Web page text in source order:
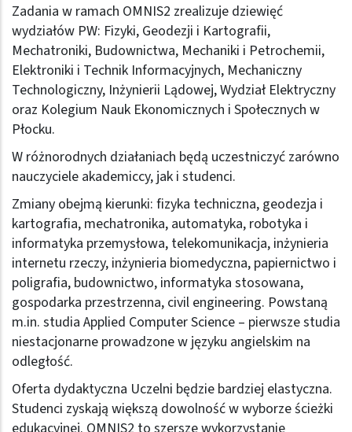
Zadania w ramach OMNIS2 zrealizuje dziewięć
wydziałów PW: Fizyki, Geodezji i Kartografii,
Mechatroniki, Budownictwa, Mechaniki i Petrochemii,
Elektroniki i Technik Informacyjnych, Mechaniczny
Technologiczny, Inżynierii Lądowej, Wydział Elektryczny
oraz Kolegium Nauk Ekonomicznych i Społecznych w
Płocku.
W różnorodnych działaniach będą uczestniczyć zarówno
nauczyciele akademiccy, jak i studenci.
Zmiany obejmą kierunki: fizyka techniczna, geodezja i
kartografia, mechatronika, automatyka, robotyka i
informatyka przemysłowa, telekomunikacja, inżynieria
internetu rzeczy, inżynieria biomedyczna, papiernictwo i
poligrafia, budownictwo, informatyka stosowana,
gospodarka przestrzenna, civil engineering. Powstaną
m.in. studia Applied Computer Science – pierwsze studia
niestacjonarne prowadzone w języku angielskim na
odległość.
Oferta dydaktyczna Uczelni będzie bardziej elastyczna.
Studenci zyskają większą dowolność w wyborze ścieżki